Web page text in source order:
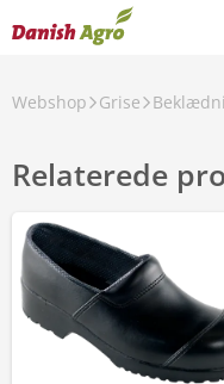
Webshop Grise
Relaterede